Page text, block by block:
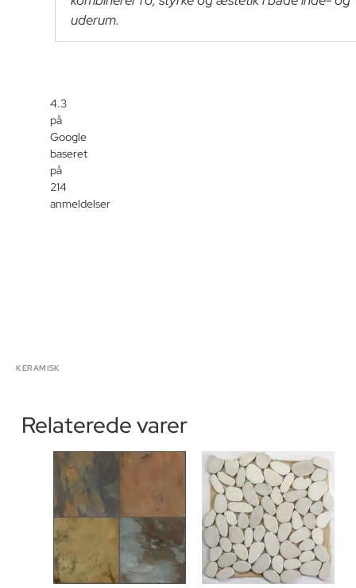
KERAMISK
4.3
på
Google
baseret
på
214
anmeldelser
uderum.
Relaterede varer